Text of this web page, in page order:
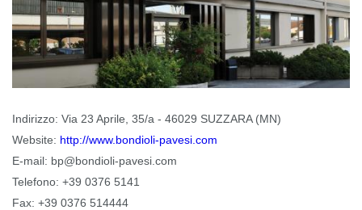
Indirizzo: Via 23 Aprile, 35/a - 46029 SUZZARA (MN)
Website: http://www.bondioli-pavesi.com
E-mail: bp@bondioli-pavesi.com
Telefono: +39 0376 5141
Fax: +39 0376 514444